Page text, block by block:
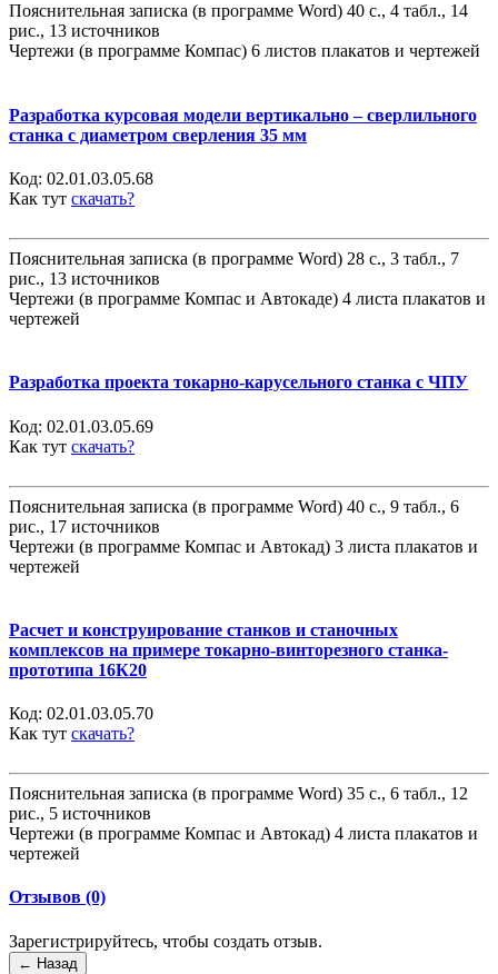
Пояснительная записка (в программе Word) 40 с., 4 табл., 14
рис., 13 источников
Чертежи (в программе Компас) 6 листов плакатов и чертежей
Разработка курсовая модели вертикально – сверлильного
станка с диаметром сверления 35 мм
Код: 02.01.03.05.68
Как тут скачать?
Пояснительная записка (в программе Word) 28 с., 3 табл., 7
рис., 13 источников
Чертежи (в программе Компас и Автокаде) 4 листа плакатов и
чертежей
Разработка проекта токарно-карусельного станка с ЧПУ
Код: 02.01.03.05.69
Как тут скачать?
Пояснительная записка (в программе Word) 40 с., 9 табл., 6
рис., 17 источников
Чертежи (в программе Компас и Автокад) 3 листа плакатов и
чертежей
Расчет и конструирование станков и станочных
комплексов на примере токарно-винторезного станка-
прототипа 16К20
Код: 02.01.03.05.70
Как тут скачать?
Пояснительная записка (в программе Word) 35 с., 6 табл., 12
рис., 5 источников
Чертежи (в программе Компас и Автокад) 4 листа плакатов и
чертежей
Отзывов (0)
Зарегистрируйтесь, чтобы создать отзыв.